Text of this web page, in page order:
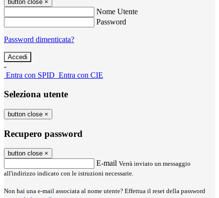
button close ×
Nome Utente
Password
Password dimenticata?
-
Entra con SPID Entra con CIE
Seleziona utente
button close ×
Recupero password
button close ×
E-mail Verrà inviato un messaggio
all'indirizzo indicato con le istruzioni necessarie.
Non hai una e-mail associata al nome utente? Effettua il reset della password